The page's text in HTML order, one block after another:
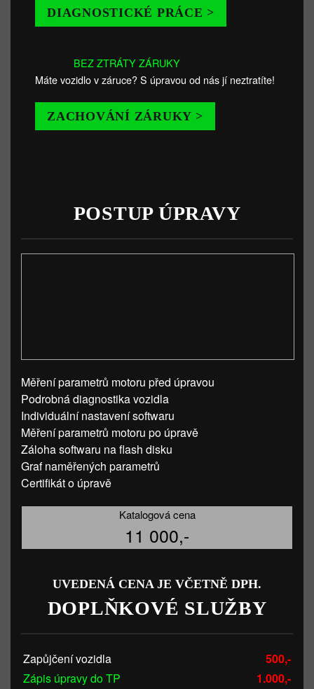
DIAGNOSTICKÉ PRÁCE >
BEZ ZTRÁTY ZÁRUKY
Máte vozidlo v záruce? S úpravou od nás jí neztratíte!
ZACHOVÁNÍ ZÁRUKY >
POSTUP ÚPRAVY
Měření parametrů motoru před úpravou
Podrobná diagnostika vozidla
Individuální nastavení softwaru
Měření parametrů motoru po úpravě
Záloha softwaru na flash disku
Graf naměřených parametrů
Certifikát o úpravě
Katalogová cena
11 000,-
UVEDENÁ CENA JE VČETNĚ DPH.
DOPLŇKOVÉ SLUŽBY
Zapůjčení vozidla
500,-
Zápis úpravy do TP
1.000,-